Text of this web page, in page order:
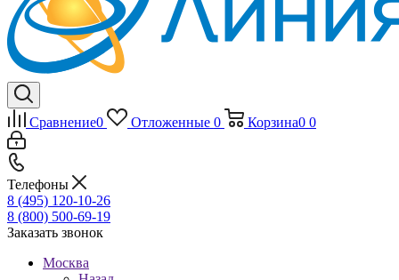
Сравнение0 Отложенные 0 Корзина0 0
Телефоны
8 (495) 120-10-26
8 (800) 500-69-19
Заказать звонок
Москва